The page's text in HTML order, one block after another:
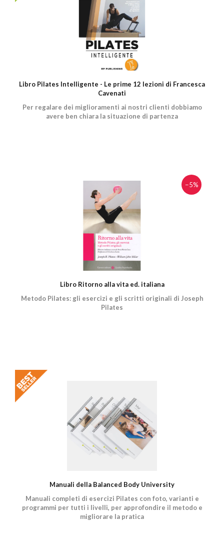
Libro Pilates Intelligente - Le prime 12 lezioni di Francesca
Cavenati
Per regalare dei miglioramenti ai nostri clienti dobbiamo
avere ben chiara la situazione di partenza
−5%
Libro Ritorno alla vita ed. italiana
Metodo Pilates: gli esercizi e gli scritti originali di Joseph
Pilates
Manuali della Balanced Body University
Manuali completi di esercizi Pilates con foto, varianti e
programmi per tutti i livelli, per approfondire il metodo e
migliorare la pratica